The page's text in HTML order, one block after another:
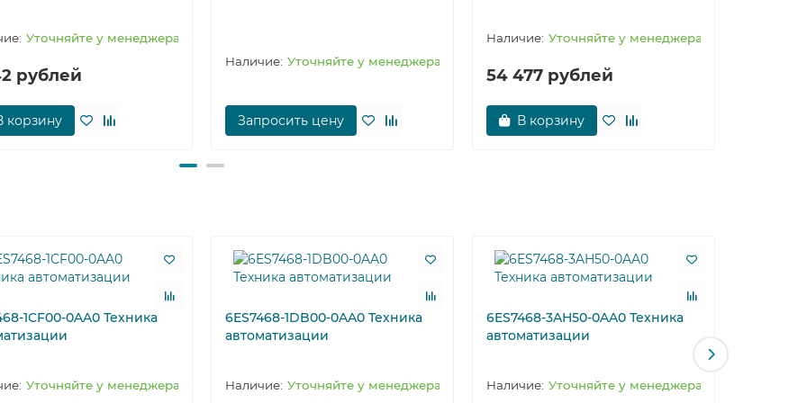
(например, в фармацевтической промышленности);
обслуживающего персонала;
персонала.
предназначены для построения систем автоматики безопасности и
отказов не влечет за собой появление опасности для жизни
которой возникновение отказов приводит к переводу технологического
защиты, аналогичная по своему назначению контроллеру
могут создаваться системы противоаварийной защиты,
Уточняйте у менеджера
рублей
корзину
Уточняйте у менеджера
Запросить цену
Уточняйте у менеджера
54 477 рублей
В корзину
1CF00-0AA0 Техника
Уточняйте у менеджера
6ES7468-1DB00-0AA0 Техника
автоматизации
Уточняйте у менеджера
6ES7468-3AH50-0AA0 Техника
автоматизации
Уточняйте у менеджера